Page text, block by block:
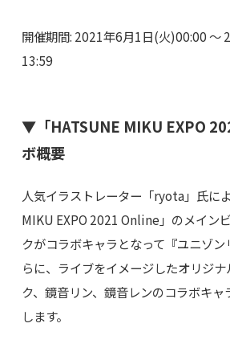
開催期間: 2021年6月1日(火)00:00 ～
13:59
▼「HATSUNE MIKU EXPO
ボ概要
人気イラストレーター「ryota」氏に
MIKU EXPO 2021 Online」のメイン
クがコラボキャラとなって『ユニゾ
らに、ライブをイメージしたオリジ
ク、鏡音リン、鏡音レンのコラボキ
します。